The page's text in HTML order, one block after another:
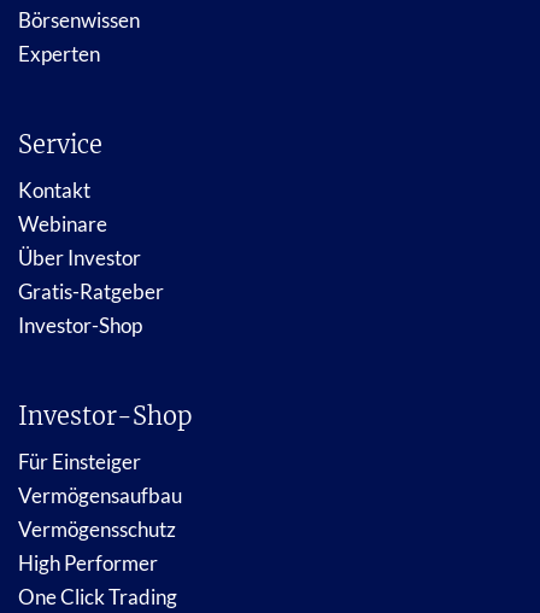
Börsenwissen
Experten
Service
Kontakt
Webinare
Über Investor
Gratis-Ratgeber
Investor-Shop
Investor-Shop
Für Einsteiger
Vermögensaufbau
Vermögensschutz
High Performer
One Click Trading